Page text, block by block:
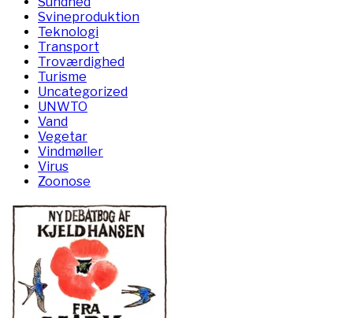
Svineproduktion
Teknologi
Transport
Troværdighed
Turisme
Uncategorized
UNWTO
Vand
Vegetar
Vindmøller
Virus
Zoonose